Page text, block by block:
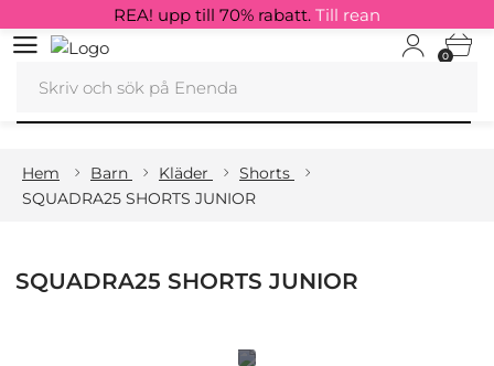
0
REA! upp till 70% rabatt. Till rean
Hem Barn Kläder
Shorts
SQUADRA25 SHORTS JUNIOR
SQUADRA25 SHORTS JUNIOR